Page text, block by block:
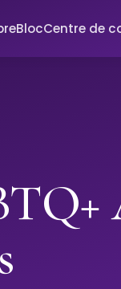
BlocCentre de